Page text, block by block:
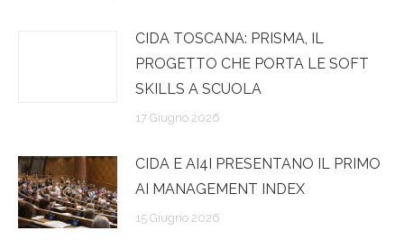
CIDA TOSCANA: PRISMA, IL
PROGETTO CHE PORTA LE SOFT
SKILLS A SCUOLA
17 Giugno 2026
CIDA E AI4I PRESENTANO IL PRIMO
AI MANAGEMENT INDEX
15 Giugno 2026